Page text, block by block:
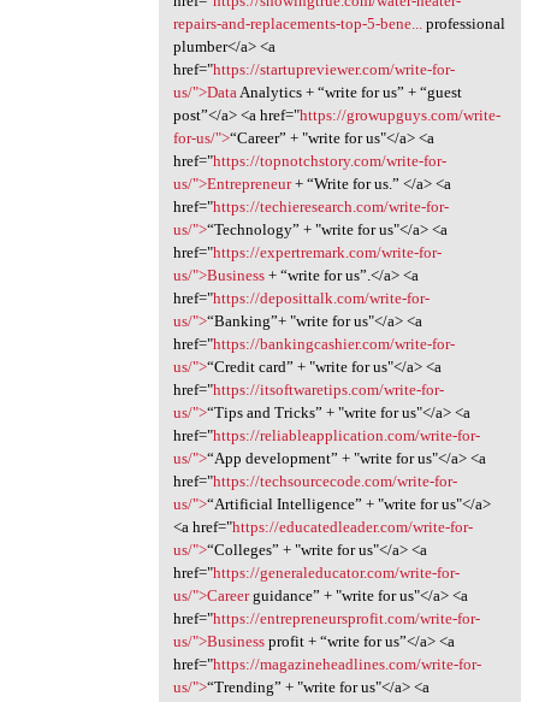
repairs-and-replacements-top-5-bene...
professional
plumber</a> <a
href="https://startupreviewer.com/write-for-
us/">Data Analytics + “write for us” + “guest
post”</a> <a href="https://growupguys.com/write-
for-us/">“Career” + "write for us"</a> <a
href="https://topnotchstory.com/write-for-
us/">Entrepreneur+ “Write for us.” </a> <a
href="https://techieresearch.com/write-for-
us/">“Technology” + "write for us"</a> <a
href="https://expertremark.com/write-for-
us/">Business+ “write for us”.</a> <a
href="https://deposittalk.com/write-for-
us/">“Banking”+ "write for us"</a> <a
href="https://bankingcashier.com/write-for-
us/">“Credit card” + "write for us"</a> <a
href="https://itsoftwaretips.com/write-for-
us/">“Tips and Tricks” + "write for us"</a> <a
href="https://reliableapplication.com/write-for-
us/">“App development” + "write for us"</a> <a
href="https://techsourcecode.com/write-for-
us/">“Artificial Intelligence” + "write for us"</a>
<a href="https://educatedleader.com/write-for-
us/">“Colleges” + "write for us"</a> <a
href="https://generaleducator.com/write-for-
us/">Careerguidance” + "write for us"</a> <a
href="https://entrepreneursprofit.com/write-for-
us/">Businessprofit + “write for us”</a> <a
href="https://magazineheadlines.com/write-for-
us/">“Trending” + "write for us"</a> <a